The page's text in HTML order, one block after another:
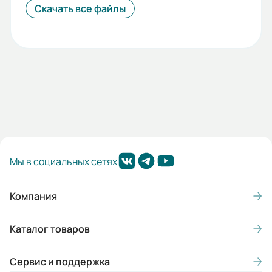
Скачать все файлы
Мы в социальных сетях
Компания
Каталог товаров
Сервис и поддержка